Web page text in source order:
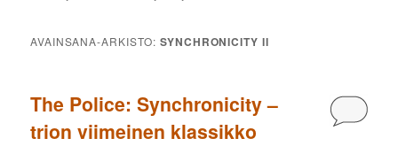
AVAINSANA-ARKISTO:SYNCHRONICITY II
The Police: Synchronicity –
trion viimeinen klassikko